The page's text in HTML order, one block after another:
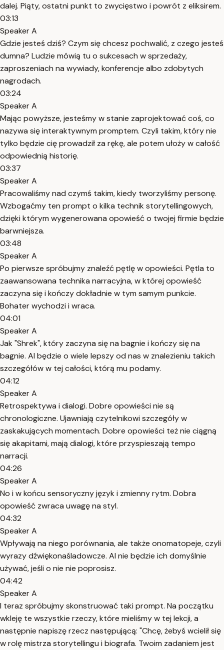
dalej. Piąty, ostatni punkt to zwycięstwo i powrót z eliksirem.
03:13
Speaker A
Gdzie jesteś dziś? Czym się chcesz pochwalić, z czego jesteś
dumna? Ludzie mówią tu o sukcesach w sprzedaży,
zaproszeniach na wywiady, konferencje albo zdobytych
nagrodach.
03:24
Speaker A
Mając powyższe, jesteśmy w stanie zaprojektować coś, co
nazywa się interaktywnym promptem. Czyli takim, który nie
tylko będzie cię prowadził za rękę, ale potem ułoży w całość
odpowiednią historię.
03:37
Speaker A
Pracowaliśmy nad czymś takim, kiedy tworzyliśmy personę.
Wzbogaćmy ten prompt o kilka technik storytellingowych,
dzięki którym wygenerowana opowieść o twojej firmie będzie
barwniejsza.
03:48
Speaker A
Po pierwsze spróbujmy znaleźć pętlę w opowieści. Pętla to
zaawansowana technika narracyjna, w której opowieść
zaczyna się i kończy dokładnie w tym samym punkcie.
Bohater wychodzi i wraca.
04:01
Speaker A
Jak "Shrek", który zaczyna się na bagnie i kończy się na
bagnie. AI będzie o wiele lepszy od nas w znalezieniu takich
szczegółów w tej całości, którą mu podamy.
04:12
Speaker A
Retrospektywa i dialogi. Dobre opowieści nie są
chronologiczne. Ujawniają czytelnikowi szczegóły w
zaskakujących momentach. Dobre opowieści też nie ciągną
się akapitami, mają dialogi, które przyspieszają tempo
narracji.
04:26
Speaker A
No i w końcu sensoryczny język i zmienny rytm. Dobra
opowieść zwraca uwagę na styl.
04:32
Speaker A
Wpływają na niego porównania, ale także onomatopeje, czyli
wyrazy dźwiękonaśladowcze. AI nie będzie ich domyślnie
używać, jeśli o nie nie poprosisz.
04:42
Speaker A
I teraz spróbujmy skonstruować taki prompt. Na początku
wkleję te wszystkie rzeczy, które mieliśmy w tej lekcji, a
następnie napiszę rzecz następującą: "Chcę, żebyś wcielił się
w rolę mistrza storytellingu i biografa. Twoim zadaniem jest